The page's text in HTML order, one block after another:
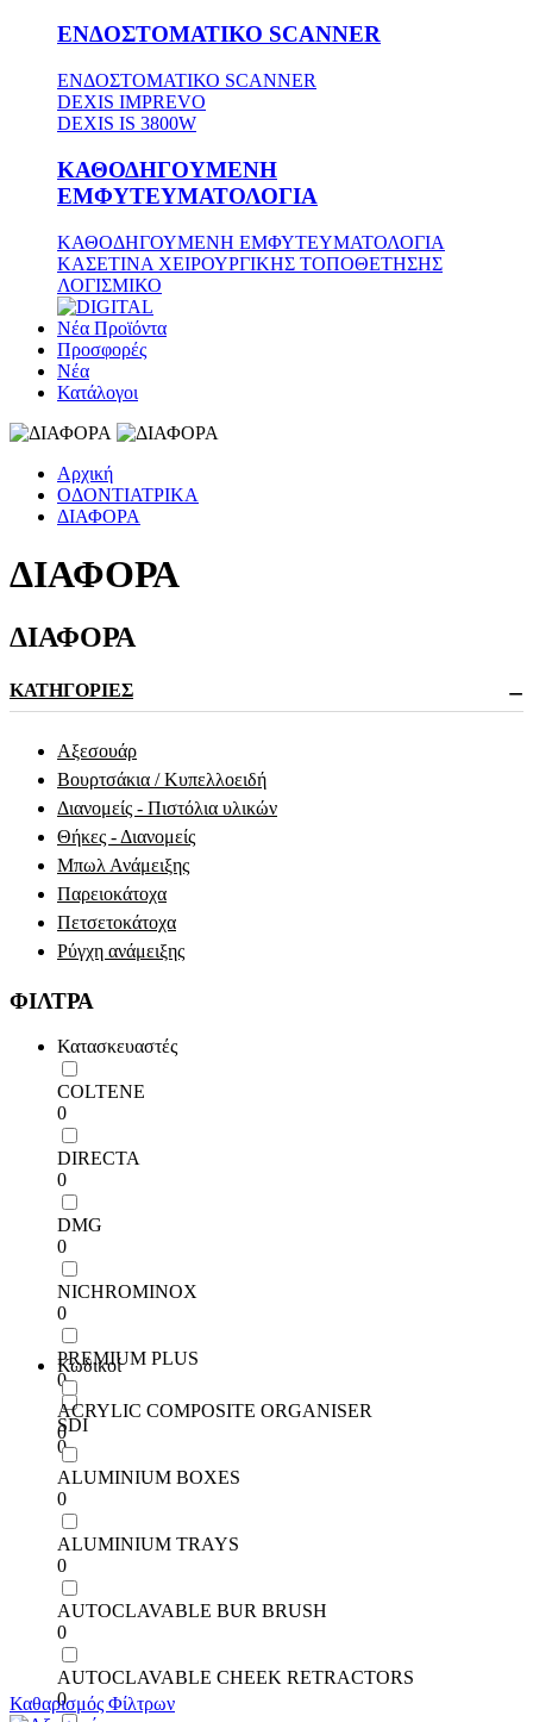
ΕΝΔΟΣΤΟΜΑΤΙΚΟ SCANNER
ΕΝΔΟΣΤΟΜΑΤΙΚΟ SCANNER
DEXIS IMPREVO
DEXIS IS 3800W
ΚΑΘΟΔΗΓΟΥΜΕΝΗ
ΕΜΦΥΤΕΥΜΑΤΟΛΟΓΙΑ
ΚΑΘΟΔΗΓΟΥΜΕΝΗ ΕΜΦΥΤΕΥΜΑΤΟΛΟΓΙΑ
ΚΑΣΕΤΙΝΑ ΧΕΙΡΟΥΡΓΙΚΗΣ ΤΟΠΟΘΕΤΗΣΗΣ
ΛΟΓΙΣΜΙΚΟ
Νέα Προϊόντα
Προσφορές
Νέα
Κατάλογοι
Αρχική
ΟΔΟΝΤΙΑΤΡΙΚΑ
ΔΙΑΦΟΡΑ
ΔΙΑΦΟΡΑ
ΔΙΑΦΟΡΑ
ΚΑΤΗΓΟΡΊΕΣ −
Αξεσουάρ
Βουρτσάκια / Κυπελλοειδή
Διανομείς - Πιστόλια υλικών
Θήκες - Διανομείς
Μπωλ Ανάμειξης
Παρειοκάτοχα
Πετσετοκάτοχα
Ρύγχη ανάμειξης
ΦΙΛΤΡΑ
Κατασκευαστές
COLTENE
0
DIRECTA
0
DMG
0
NICHROMINOX
0
PREMIUM PLUS
0
SDI
0
Κωδικοί
ACRYLIC COMPOSITE ORGANISER
0
ALUMINIUM BOXES
0
ALUMINIUM TRAYS
0
AUTOCLAVABLE BUR BRUSH
0
AUTOCLAVABLE CHEEK RETRACTORS
0
Καθαρισμός Φίλτρων